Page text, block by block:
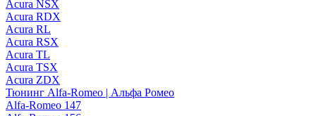
Acura NSX
Acura RDX
Acura RL
Acura RSX
Acura TL
Acura TSX
Acura ZDX
Тюнинг Alfa-Romeo | Альфа Ромео
Alfa-Romeo 147